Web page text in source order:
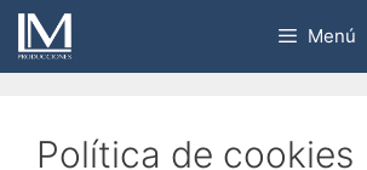
Saltar
contenido
Menú
Política de cookies